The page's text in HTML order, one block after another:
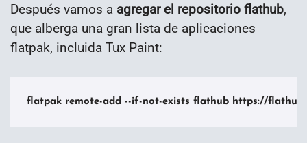
Después vamos a agregar el repositorio flathub,
que alberga una gran lista de aplicaciones
flatpak, incluida Tux Paint:
flatpak remote-add --if-not-exists flathub https://